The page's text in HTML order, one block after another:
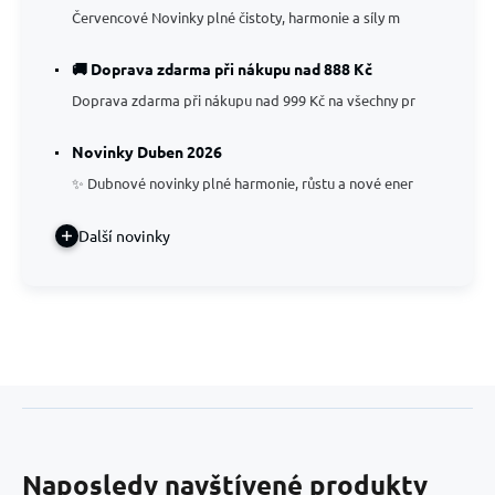
Červencové Novinky plné čistoty, harmonie a síly m
🚚 Doprava zdarma při nákupu nad 888 Kč
Doprava zdarma při nákupu nad 999 Kč na všechny pr
Novinky Duben 2026
✨ Dubnové novinky plné harmonie, růstu a nové ener
Další novinky
Naposledy navštívené produkty